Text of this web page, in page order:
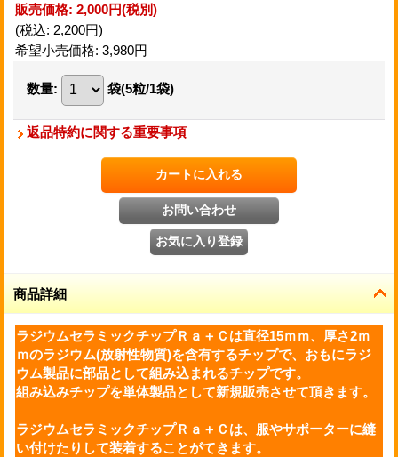
販売価格: 2,000円(税別)
(税込: 2,200円)
希望小売価格: 3,980円
数量: 袋(5粒/1袋)
返品特約に関する重要事項
商品詳細
ラジウムセラミックチップＲａ＋Ｃは直径15ｍｍ、厚さ2ｍ
ｍのラジウム(放射性物質)を含有するチップで、おもにラジ
ウム製品に部品として組み込まれるチップです。
組み込みチップを単体製品として新規販売させて頂きます。
ラジウムセラミックチップＲａ＋Ｃは、服やサポーターに縫
い付けたりして装着することがてきます。